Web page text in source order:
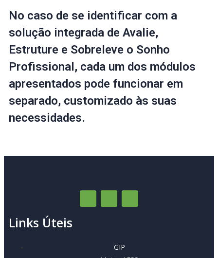
No caso de se identificar com a
solução integrada de Avalie,
Estruture e Sobreleve o Sonho
Profissional, cada um dos módulos
apresentados pode funcionar em
separado, customizado às suas
necessidades.
Links Úteis
GIP